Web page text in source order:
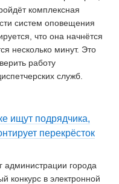
комплексная
систем оповещения
что она начнётся
несколько минут. Это
работу
служб.
ищут подрядчика,
перекрёсток
администрации города
конкурс в электронной